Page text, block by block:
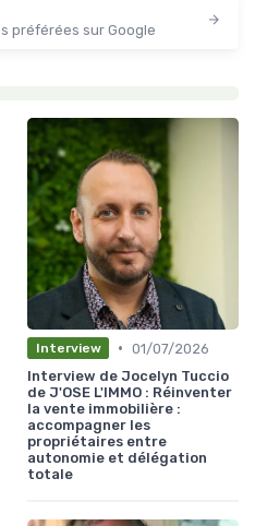
préférées sur Google
Interview • 01/07/2026
Interview de Jocelyn Tuccio
de J'OSE L'IMMO : Réinventer
la vente immobilière :
accompagner les
propriétaires entre
autonomie et délégation
totale